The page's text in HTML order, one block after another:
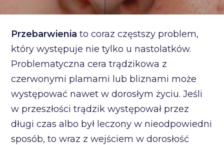
Przebarwienia to coraz częstszy problem,
który występuje nie tylko u nastolatków.
Problematyczna cera trądzikowa z
czerwonymi plamami lub bliznami może
występować nawet w dorosłym życiu. Jeśli
w przeszłości trądzik występował przez
długi czas albo był leczony w nieodpowiedni
sposób, to wraz z wejściem w dorosłość